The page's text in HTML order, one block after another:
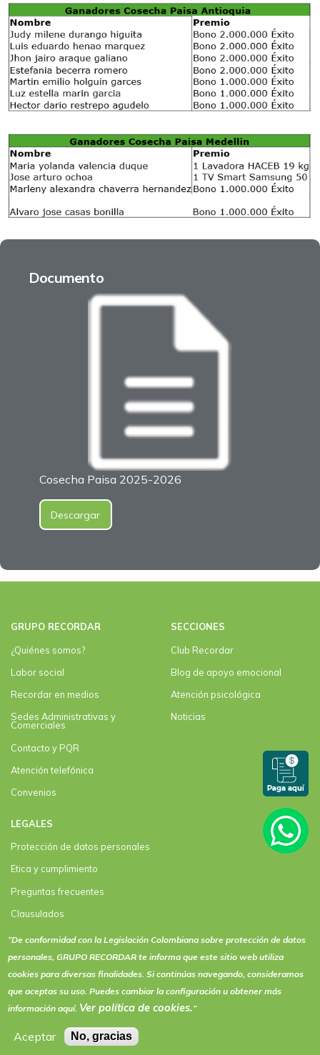
“De conformidad con la Legislación Colombiana sobre protección de datos
personales, GRUPO RECORDAR te informa que este sitio web utiliza
cookies para diversas finalidades. Si continúas navegando, consideramos
que aceptas su uso. Puedes cambiar la configuración u obtener más
información aquí. Ver política decookies.”
Aceptar No, gracias
Documento
Cosecha Paisa 2025-2026
Descargar
GRUPO RECORDAR
¿Quiénes somos?
Labor social
Recordar en medios
Sedes Administrativas y
Comerciales
Contacto y PQR
Atención telefónica
Convenios
SECCIONES
Club Recordar
Blog de apoyo emocional
Atención psicológica
Noticias
LEGALES
Protección de datos personales
Etica y cumplimiento
Preguntas frecuentes
Clausulados
Clausulado Paquete plus
Términos y condiciones de actividades y eventos